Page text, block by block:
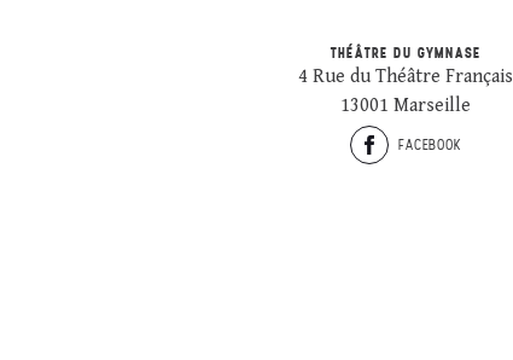
THÉÂTRE DU GYMNASE
4 Rue du Théâtre Français
13001 Marseille
FACEBOOK